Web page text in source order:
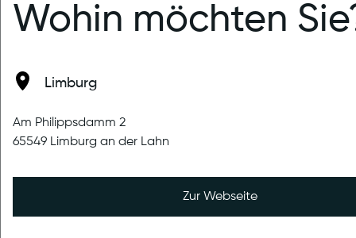
Neues Jahr - Neue Praxis
Betriebsferien zurück und wünscht nachträglich
allseits noch ein frohes neues Jahr. Über den
therapeuticum-Familie: W...
Wohin möchten
Limburg
Am Philippsdamm 2
65549 Limburg an der Lahn
Zur Webseite